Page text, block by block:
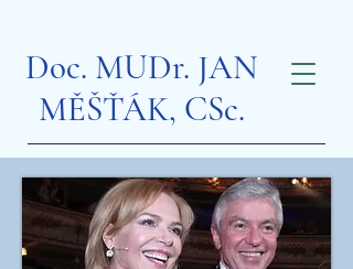
Doc. MUDr. JAN
MĚŠŤÁK, CSc.